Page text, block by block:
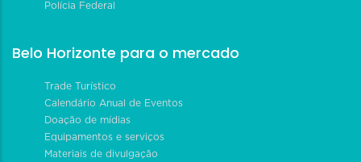
Polícia Federal
Belo Horizonte para o mercado
Trade Turístico
Calendário Anual de Eventos
Doação de mídias
Equipamentos e serviços
Materiais de divulgação